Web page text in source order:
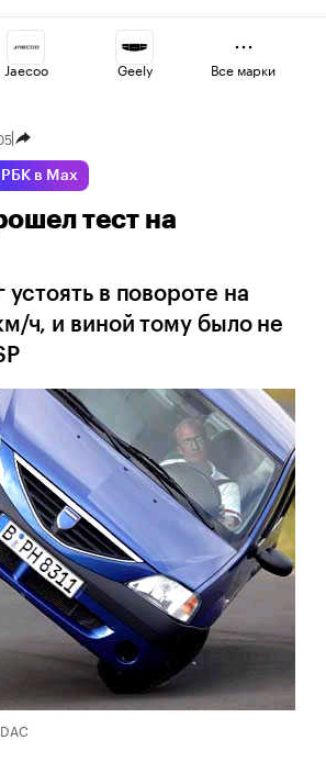
Jaecoo Geely
Omoda
Volga Lada
Все марки
РБК в Max
тест на
устоять в повороте на
ч, и виной тому было не